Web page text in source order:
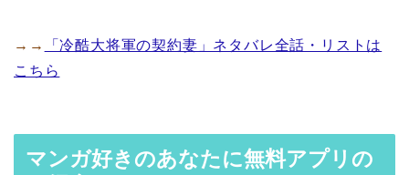
→→
「冷酷大将軍の契約妻」ネタバレ全話・リストは
こちら
マンガ好きのあなたに無料アプリの